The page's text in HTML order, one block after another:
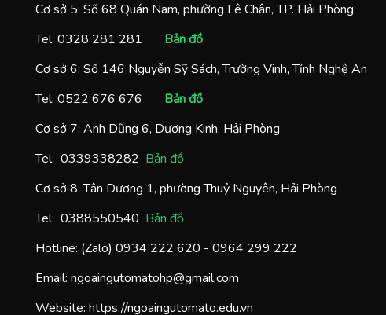
Cơ sở 5: Số 68 Quán Nam, phường Lê Chân, TP. Hải Phòng
Tel: 0328 281 281
Bản đồ
Cơ sở 6: Số 146 Nguyễn Sỹ Sách, Trường Vinh, Tỉnh Nghệ An
Tel: 0522 676 676
Bản đồ
Cơ sở 7: Anh Dũng 6, Dương Kinh, Hải Phòng
Tel: 0339338282 Bản đồ
Cơ sở 8: Tân Dương 1, phường Thuỷ Nguyên, Hải Phòng
Tel: 0388550540 Bản đồ
Hotline: (Zalo) 0934 222 620 - 0964 299 222
Email: ngoaingutomatohp@gmail.com
Website: https://ngoaingutomato.edu.vn